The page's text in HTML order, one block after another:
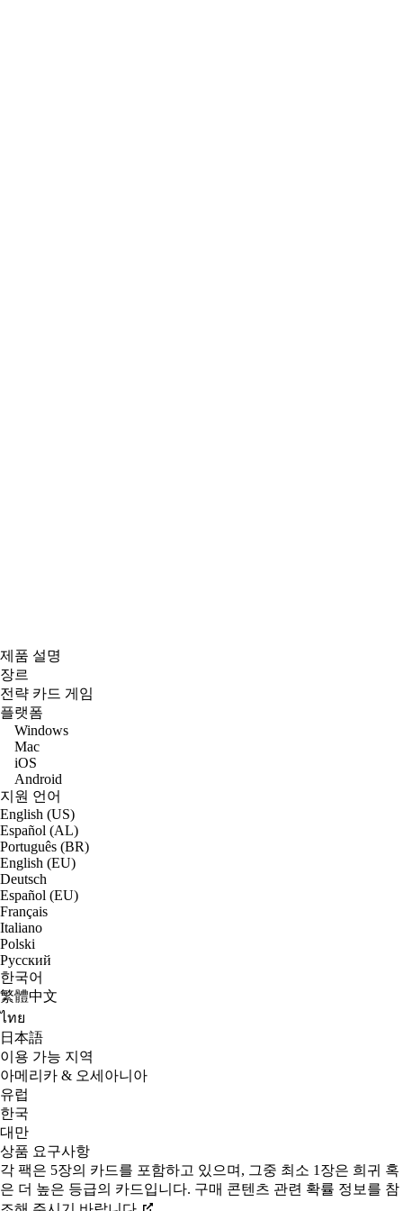
제품 설명
장르
전략 카드 게임
플랫폼
Windows
Mac
iOS
Android
지원 언어
English (US)
Español (AL)
Português (BR)
English (EU)
Deutsch
Español (EU)
Français
Italiano
Polski
Русский
한국어
繁體中文
ไทย
日本語
이용 가능 지역
아메리카 & 오세아니아
유럽
한국
대만
상품 요구사항
각 팩은 5장의 카드를 포함하고 있으며, 그중 최소 1장은 희귀 혹
은 더 높은 등급의 카드입니다. 구매 콘텐츠 관련 확률 정보를 참